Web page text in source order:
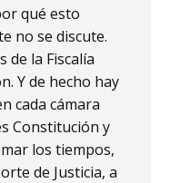
qué esto
no se discute.
de la Fiscalía
Y de hecho hay
cada cámara
Constitución y
los tiempos,
de Justicia, a